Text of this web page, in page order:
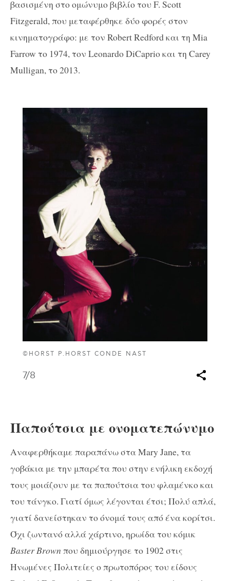
βασισμένη στο ομώνυμο βιβλίο του F. Scott
Fitzgerald, που μεταφέρθηκε δύο φορές στον
κινηματογράφο: με τον Robert Redford και τη Mia
Farrow το 1974, τον Leonardo DiCaprioκαι τη Carey
Mulligan,το 2013.
©HORST P.HORST CONDE NAST
7/8
Παπούτσια με ονοματεπώνυμο
Αναφερθήκαμε παραπάνω στα Mary Jane, τα
γοβάκια με την μπαρέτα που στην ενήλικη εκδοχή
τους μοιάζουν με τα παπούτσια του φλαμένκο και
του τάνγκο. Γιατί όμως λέγονται έτσι; Πολύ απλά,
γιατί δανείστηκαν το όνομά τους από ένα κορίτσι.
Όχι ζωντανό αλλά χάρτινο, ηρωίδα του κόμικ
Baster Brown που δημιούργησε το 1902 στις
Ηνωμένες Πολιτείες ο πρωτοπόρος του είδους